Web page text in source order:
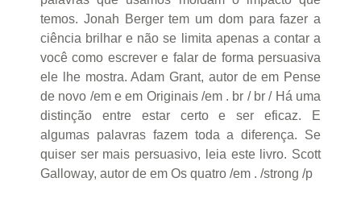
temos. Jonah Berger tem um dom para fazer a
ciência brilhar e não se limita apenas a contar a
você como escrever e falar de forma persuasiva
ele lhe mostra. Adam Grant, autor de em Pense
de novo /em e em Originais /em . br / br / Há uma
distinção entre estar certo e ser eficaz. E
algumas palavras fazem toda a diferença. Se
quiser ser mais persuasivo, leia este livro. Scott
Galloway, autor de em Os quatro /em . /strong /p